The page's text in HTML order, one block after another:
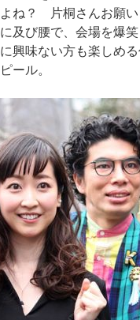
ね？ 片桐さんお願い
及び腰で、会場を爆笑
興味ない方も楽しめ
ール。